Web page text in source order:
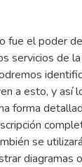
fue el poder
servicios de
a esto, y así
forma
se
diagramas